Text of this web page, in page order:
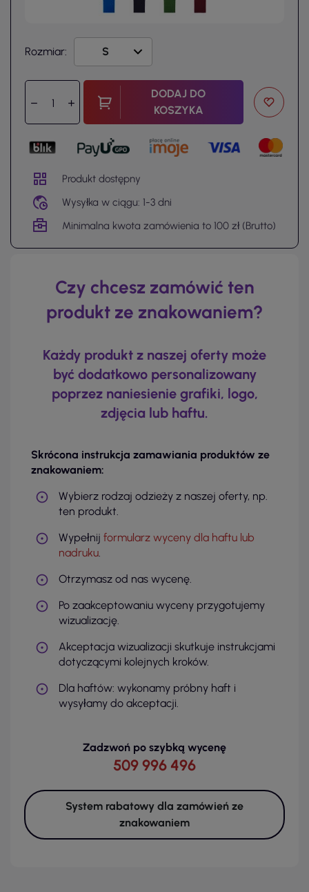
Rozmiar:
DODAJ DO
KOSZYKA
Produkt dostępny
Wysyłka w ciągu: 1-3 dni
Minimalna kwota zamówienia to 100 zł (Brutto)
Czy chcesz zamówić ten
produkt ze znakowaniem?
Każdy produkt z naszej oferty może
być dodatkowo personalizowany
poprzez naniesienie grafiki, logo,
zdjęcia lub haftu.
Skrócona instrukcja zamawiania produktów ze
znakowaniem:
Wybierz rodzaj odzieży z naszej oferty, np.
ten produkt.
Wypełnij formularz wyceny dla haftu lub
nadruku.
Otrzymasz od nas wycenę.
Po zaakceptowaniu wyceny przygotujemy
wizualizację.
Akceptacja wizualizacji skutkuje instrukcjami
dotyczącymi kolejnych kroków.
Dla haftów: wykonamy próbny haft i
wysyłamy do akceptacji.
Zadzwoń po szybką wycenę
509 996 496
System rabatowy dla zamówień ze
znakowaniem